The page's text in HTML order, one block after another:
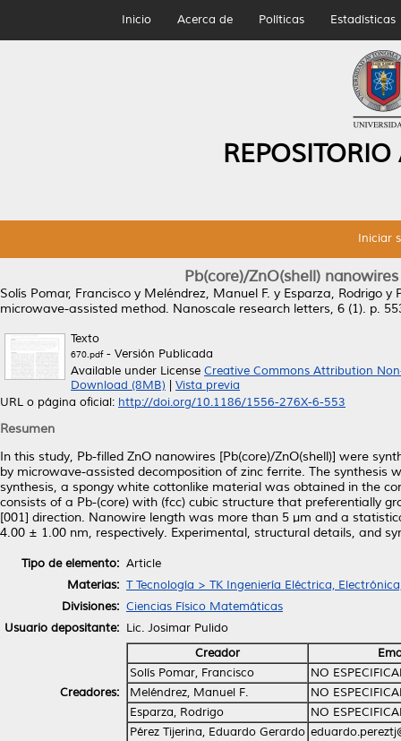
Inicio Acerca de Políticas Estadísticas
Iniciar
Pb(core)/ZnO(shell)
Solís Pomar, Francisco y Meléndrez, Manuel F. y Esparza, Rodrigo y
microwave-assisted method. Nanoscale research letters, 6 (1). p.
Texto
670.pdf- Versión Publicada
Available under License Creative Commons Attribution
Download (8MB)
Vista previa
URL o página oficial: http://doi.org/10.1186/1556-276X-6-553
Resumen
In this study, Pb-filled ZnO nanowires [Pb(core)/ZnO(shell)] were
by microwave-assisted decomposition of zinc ferrite. The
synthesis, a spongy white cottonlike material was obtained in the
consists of a Pb-(core) with (fcc) cubic structure that preferentially
[001] direction. Nanowire length was more than 5 μm and a
4.00 ± 1.00 nm, respectively. Experimental, structural details, and
Tipo de elemento: Article
Materias: T Tecnología > TK Ingeniería Eléctrica,
Divisiones: Ciencias Físico Matemáticas
Usuario depositante: Lic. Josimar Pulido
Creadores:
Creador
Solís Pomar, Francisco
NO
Meléndrez, Manuel F.
NO
Esparza, Rodrigo
NO
Pérez Tijerina, Eduardo Gerardo